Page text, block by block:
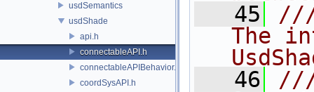
usdSemantics
usdShade
api.h
connectableAPI.h
connectableAPIBehavior.h
coordSysAPI.h
   45
///
The
   46
///